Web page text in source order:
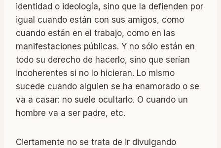
identidad o ideología, sino que la defienden por
igual cuando están con sus amigos, como
cuando están en el trabajo, como en las
manifestaciones públicas. Y no sólo están en
todo su derecho de hacerlo, sino que serían
incoherentes si no lo hicieran. Lo mismo
sucede cuando alguien se ha enamorado o se
va a casar: no suele ocultarlo. O cuando un
hombre va a ser padre, etc.
Ciertamente no se trata de ir divulgando